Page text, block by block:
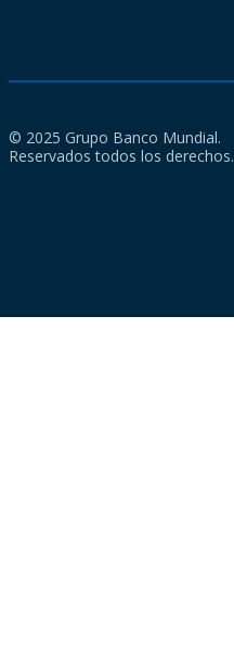
© 2025 Grupo Banco Mundial.
Reservados todos los derechos.